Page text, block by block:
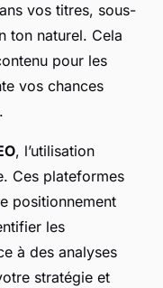
vos titres, sous-
ton naturel. Cela
pour les
vos chances
, l’utilisation
Ces plateformes
positionnement
les
à des analyses
stratégie et